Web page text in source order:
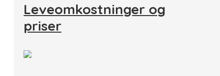
Leveomkostninger og
priser